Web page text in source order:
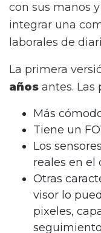
con sus manos
integrar una
laborales de
La primera
años antes. Las
Más
Tiene un
Los
reales en el
Otras
visor lo
pixeles,